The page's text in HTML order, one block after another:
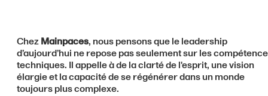
ChezMainpaces, nous pensons que le leadership
d’aujourd’hui ne repose pas seulement sur les
techniques. Il appelle à de la clarté de l'esprit, une vision
élargie et la capacité de se régénérer dans un monde
toujours plus complexe.